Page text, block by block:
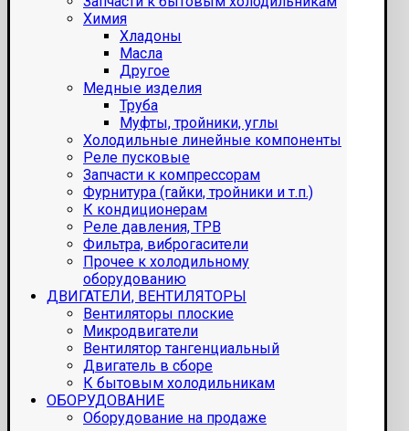
Химия
Хладоны
Масла
Другое
Медные изделия
Труба
Муфты, тройники, углы
Холодильные линейные компоненты
Реле пусковые
Запчасти к компрессорам
Фурнитура (гайки, тройники и т.п.)
К кондиционерам
Реле давления, ТРВ
Фильтра, виброгасители
Прочее к холодильному
оборудованию
ДВИГАТЕЛИ, ВЕНТИЛЯТОРЫ
Вентиляторы плоские
Микродвигатели
Вентилятор тангенциальный
Двигатель в сборе
К бытовым холодильникам
ОБОРУДОВАНИЕ
Оборудование на продаже